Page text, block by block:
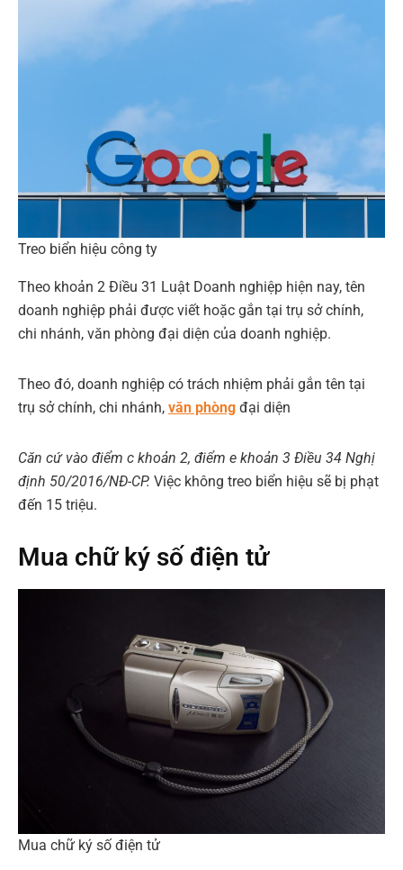
Treo biển hiệu công ty
Theo khoản 2 Điều 31 Luật Doanh nghiệp hiện nay, tên
doanh nghiệp phải được viết hoặc gắn tại trụ sở chính,
chi nhánh, văn phòng đại diện của doanh nghiệp.
Theo đó, doanh nghiệp có trách nhiệm phải gắn tên tại
trụ sở chính, chi nhánh, văn phòng đại diện
Căn cứ vào điểm c khoản 2, điểm e khoản 3 Điều 34 Nghị
định 50/2016/NĐ-CP. Việc không treo biển hiệu sẽ bị phạt
đến 15 triệu.
Mua chữ ký số điện tử
Mua chữ ký số điện tử